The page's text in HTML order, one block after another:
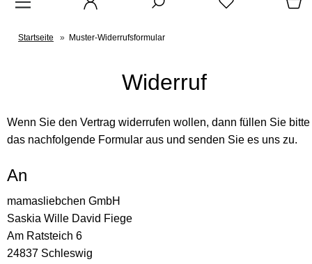
Startseite » Muster-Widerrufsformular
Widerruf
Wenn Sie den Vertrag widerrufen wollen, dann füllen Sie bitte
das nachfolgende Formular aus und senden Sie es uns zu.
An
mamasliebchen GmbH
Saskia Wille David Fiege
Am Ratsteich 6
24837 Schleswig